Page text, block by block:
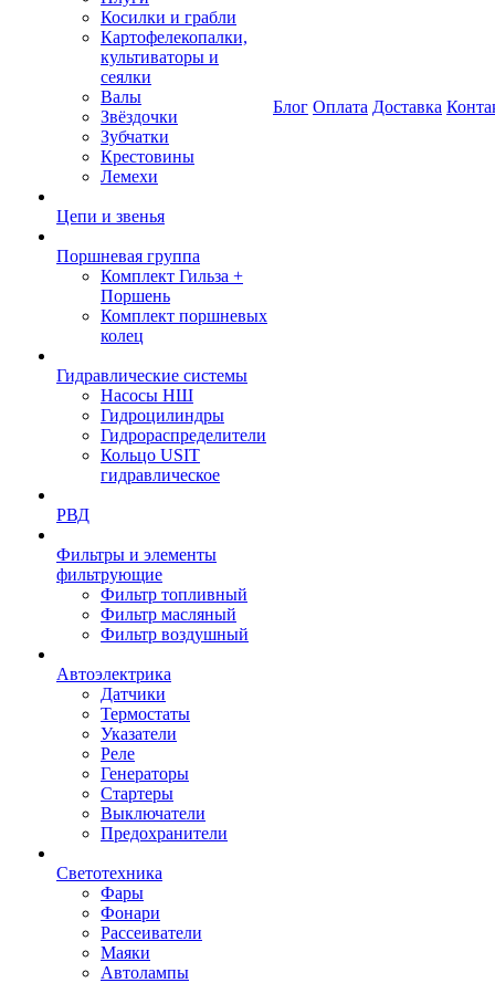
Косилки и грабли
Картофелекопалки,
культиваторы и
сеялки
Валы
Звёздочки
Зубчатки
Крестовины
Лемехи
Цепи и звенья
Поршневая группа
Комплект Гильза +
Поршень
Комплект поршневых
колец
Гидравлические системы
Насосы НШ
Гидроцилиндры
Гидрораспределители
Кольцо USIT
гидравлическое
РВД
Фильтры и элементы
фильтрующие
Фильтр топливный
Фильтр масляный
Фильтр воздушный
Автоэлектрика
Датчики
Термостаты
Указатели
Реле
Генераторы
Стартеры
Выключатели
Предохранители
Светотехника
Фары
Фонари
Рассеиватели
Маяки
Автолампы
Блог Оплата Доставка